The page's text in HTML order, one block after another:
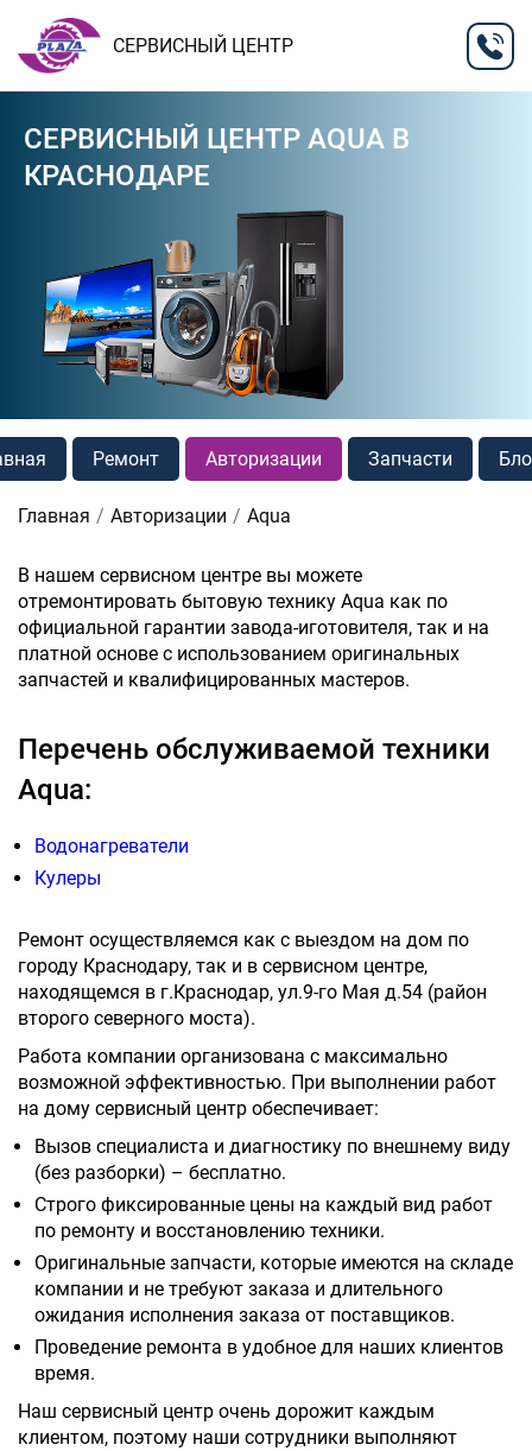
СЕРВИСНЫЙ ЦЕНТР
СЕРВИСНЫЙ ЦЕНТР AQUA В
КРАСНОДАРЕ
Ремонт Авторизации Запчасти
Главная Авторизации Aqua
В нашем сервисном центре вы можете
отремонтировать бытовую технику Aqua как по
официальной гарантии завода-иготовителя, так и на
платной основе с использованием оригинальных
запчастей и квалифицированных мастеров.
Перечень обслуживаемой техники
Aqua:
Водонагреватели
Кулеры
Ремонт осуществляемся как с выездом на дом по
городу Краснодару, так и в сервисном центре,
находящемся в г.Краснодар, ул.9-го Мая д.54 (район
второго северного моста).
Работа компании организована с максимально
возможной эффективностью. При выполнении работ
на дому сервисный центр обеспечивает:
Вызов специалиста и диагностику по внешнему виду
(без разборки) – бесплатно.
Строго фиксированные цены на каждый вид работ
по ремонту и восстановлению техники.
Оригинальные запчасти, которые имеются на складе
компании и не требуют заказа и длительного
ожидания исполнения заказа от поставщиков.
Проведение ремонта в удобное для наших клиентов
время.
Наш сервисный центр очень дорожит каждым
клиентом, поэтому наши сотрудники выполняют